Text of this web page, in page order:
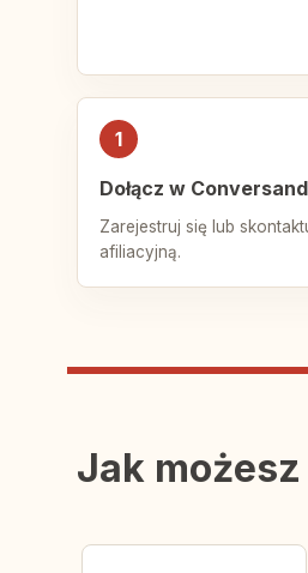
1
Dołącz w Conversand
Zarejestruj się lub
afiliacyjną.
Jak